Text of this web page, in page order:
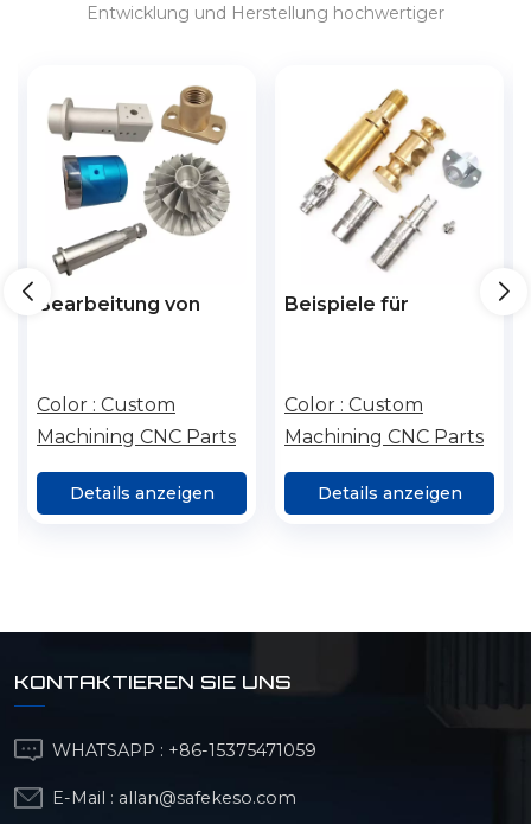
Entwicklung und Herstellung hochwertiger
usw. im In- und Ausland an.
Bearbeitung von
intelligente
Fertigung
Color : Custom
Machining CNC Parts
Details anzeigen
Beispiele für
aus
Kupferlegierungen
Fertigung
Hochpräzise
Color : Custom
Machining CNC Parts
Details anzeigen
KONTAKTIEREN SIE UNS
WHATSAPP : +86-15375471059
E-Mail : allan@safekeso.com